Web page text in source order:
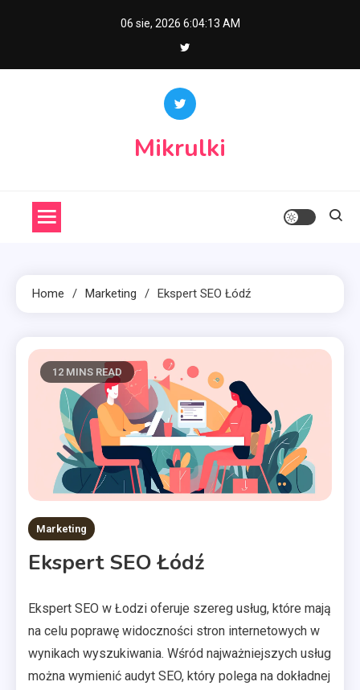
06 sie, 2026 6:04:13 AM
Mikrulki
Home Marketing Ekspert SEO Łódź
12 MINS READ
Marketing
Ekspert SEO Łódź
Ekspert SEO w Łodzi oferuje szereg usług, które mają
na celu poprawę widoczności stron internetowych w
wynikach wyszukiwania. Wśród najważniejszych usług
można wymienić audyt SEO, który polega na dokładnej